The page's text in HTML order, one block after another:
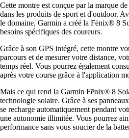
Cette montre est conçue par la marque
dans les produits de sport et d'outdoor.
le domaine, Garmin a créé la Fēnix® 8
besoins spécifiques des coureurs.
Grâce à son GPS intégré, cette montre
parcours et de mesurer votre distance,
temps réel. Vous pourrez également
après votre course grâce à l'application
Mais ce qui rend la Garmin Fēnix® 8
technologie solaire. Grâce à ses
se recharge automatiquement pendant
une autonomie illimitée. Vous pourrez
performance sans vous soucier de la